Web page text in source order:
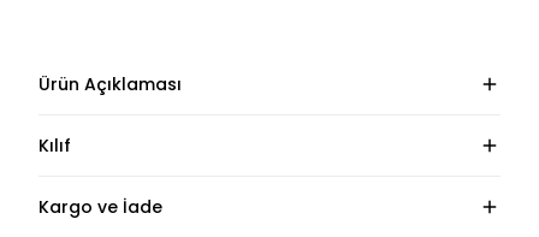
Ürün Açıklaması
Kılıf
Kargo ve İade